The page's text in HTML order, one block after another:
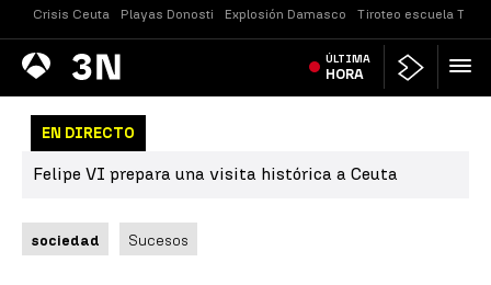
Crisis Ceuta Playas Donosti Explosión Damasco Tiroteo escuela
Antena
3 Noticias ÚLTIMA
HORA
EN DIRECTO
Felipe VI prepara una visita histórica a Ceuta
sociedad Sucesos